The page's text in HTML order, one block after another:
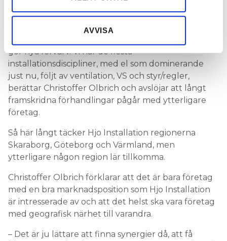
samlat in när du har använt deras tjänster.
AVVISA
utspridda ägandet som något väldigt positivt.
gör nya förvärv. Vi har de flesta
installationsdiscipliner, med el som dominerande
just nu, följt av ventilation, VS och styr/regler,
berättar Christoffer Olbrich och avslöjar att långt
framskridna förhandlingar pågår med ytterligare
företag.
Så här långt täcker Hjo Installation regionerna
Skaraborg, Göteborg och Värmland, men
ytterligare någon region lär tillkomma.
Christoffer Olbrich förklarar att det är bara företag
med en bra marknadsposition som Hjo Installation
är intresserade av och att det helst ska vara företag
med geografisk närhet till varandra.
– Det är ju lättare att finna synergier då, att få